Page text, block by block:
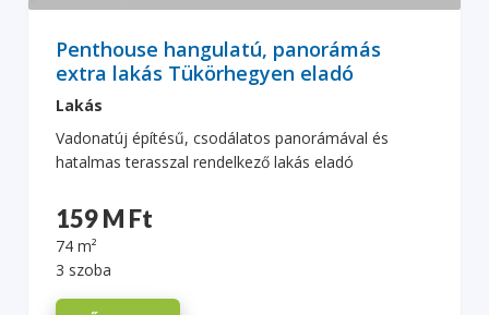
Penthouse hangulatú, panorámás
extra lakás Tükörhegyen eladó
Lakás
Vadonatúj építésű, csodálatos panorámával és
hatalmas terasszal rendelkező lakás eladó
159 M Ft
74 m²
3 szoba